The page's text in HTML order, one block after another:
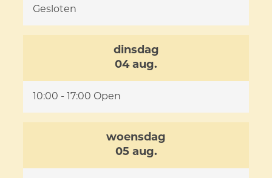
Gesloten
dinsdag
04 aug.
10:00 - 17:00 Open
woensdag
05 aug.